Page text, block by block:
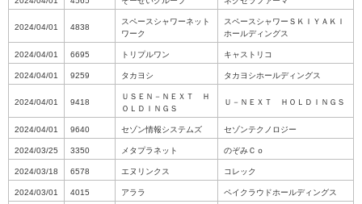
2024/04/01 4838
スペースシャワーネット
ワーク
スペースシャワーＳＫＩＹＡＫＩ
ホールディングス
2024/04/01 6695 トリプルワン キャストリコ
2024/04/01 9259 タカヨシ タカヨシホールディングス
2024/04/01 9418
ＵＳＥＮ－ＮＥＸＴ Ｈ
ＯＬＤＩＮＧＳ
Ｕ－ＮＥＸＴ ＨＯＬＤＩＮＧＳ
2024/04/01 9640 セゾン情報システムズ セゾンテクノロジー
2024/03/25 3350 メタプラネット のぞみＣｏ
2024/03/18 6578 エヌリンクス コレック
2024/03/01 4015 アララ ペイクラウドホールディングス